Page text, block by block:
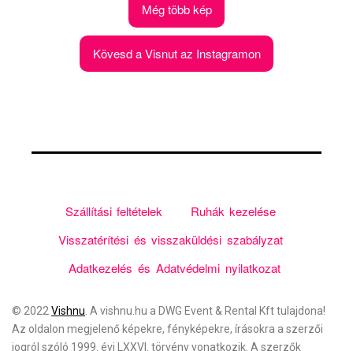
Még több kép
Kövesd a Visnut az Instagramon
Ruhák kezelése
Szállítási feltételek
Visszatérítési és visszaküldési szabályzat
Adatkezelés és Adatvédelmi nyilatkozat
© 2022 Vishnu . A vishnu.hu a DWG Event & Rental Kfttulajdona!
Az oldalon megjelenő képekre, fényképekre, írásokra a szerzői
jogról szóló 1999. évi LXXVI. törvény vonatkozik. A szerzők